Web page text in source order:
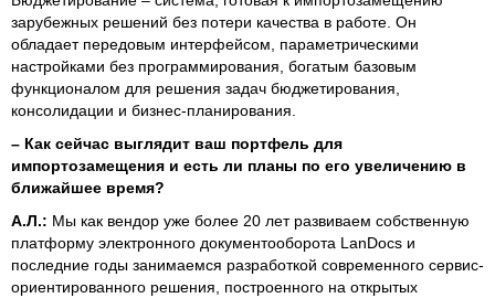
зарубежных решений без потери качества в работе. Он
обладает передовым интерфейсом, параметрическими
настройками без программирования, богатым базовым
функционалом для решения задач бюджетирования,
консолидации и бизнес-планирования.
– Как сейчас выглядит ваш портфель для
импортозамещения и есть ли планы по его увеличению в
ближайшее время?
А.Л.: Мы как вендор уже более 20 лет развиваем собственную
платформу электронного документооборота LanDocs и
последние годы занимаемся разработкой современного сервис-
ориентированного решения, построенного на открытых